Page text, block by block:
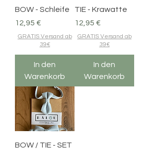
BOW - Schleife
Preis
12,95 €
GRATIS Versand ab
39€
In den
Warenkorb
TIE - Krawatte
Preis
12,95 €
GRATIS Versand ab
39€
In den
Warenkorb
BOW / TIE - SET